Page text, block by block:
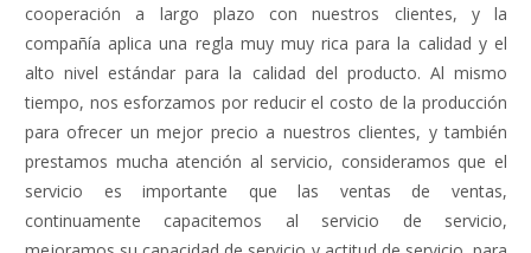
cooperación a largo plazo con nuestros clientes, y la
compañía aplica una regla muy muy rica para la calidad y el
alto nivel estándar para la calidad del producto. Al mismo
tiempo, nos esforzamos por reducir el costo de la producción
para ofrecer un mejor precio a nuestros clientes, y también
prestamos mucha atención al servicio, consideramos que el
servicio es importante que las ventas de ventas,
continuamente capacitemos al servicio de servicio,